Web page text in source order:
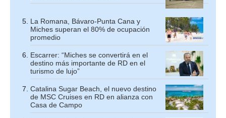
La Romana, Bávaro-Punta Cana y
Miches superan el 80% de ocupación
promedio
Escarrer: “Miches se convertirá en el
destino más importante de RD en el
turismo de lujo”
Catalina Sugar Beach, el nuevo destino
de MSC Cruises en RD en alianza con
Casa de Campo